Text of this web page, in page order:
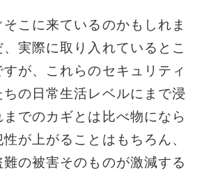
こに来ているのかもしれま
実際に取り入れているとこ
が、これらのセキュリティ
ちの日常生活レベルにまで浸
でのカギとは比べ物になら
が上がることはもちろん、
の被害そのものが激減する